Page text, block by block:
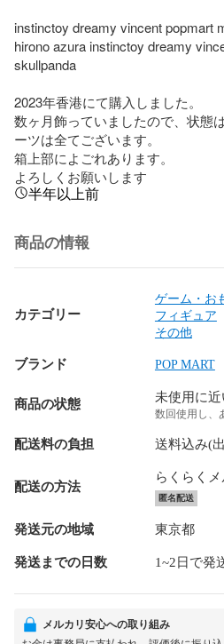
instinctoy dreamy vincent popmart
hirono azura instinctoy dreamy
skullpanda
2023年香港にて購入しました。
数ヶ月飾っていましたので、状態
ーツは全てございます。
箱上部によごれあります。
よろしくお願いします
半年以上前
商品の情報
カテゴリー
ゲーム・お
フィギュア
その他
ブランド POP MART
商品の状態 未使用に近
数回使用し、
配送料の負担 送料込み(
配送の方法
らくらく
匿名配送
発送元の地域 東京都
発送までの日数 1~2日で発
メルカリ安心への取り組み